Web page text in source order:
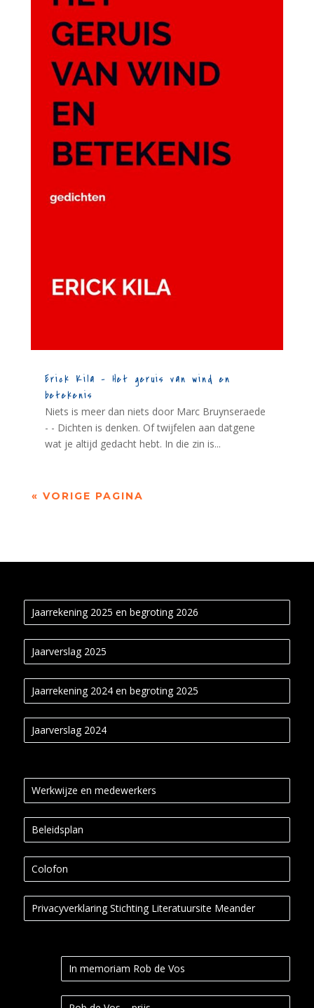
Erick Kila – Het geruis van wind en
betekenis
Niets is meer dan niets door Marc Bruynseraede
- - Dichten is denken. Of twijfelen aan datgene
wat je altijd gedacht hebt. In die zin is...
« VORIGE PAGINA
Jaarrekening 2025 en begroting 2026
Jaarverslag 2025
Jaarrekening 2024 en begroting 2025
Jaarverslag 2024
Werkwijze en medewerkers
Beleidsplan
Colofon
Privacyverklaring Stichting Literatuursite Meander
In memoriam Rob de Vos